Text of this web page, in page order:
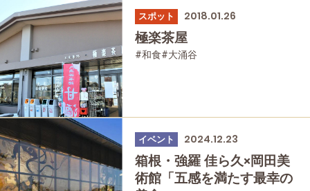
スポット 2018.01.26
極楽茶屋
#和食#大涌谷
イベント 2024.12.23
箱根・強羅 佳ら久×岡田美
術館「五感を満たす最幸の